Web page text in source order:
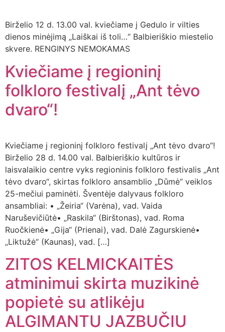
Birželio 12 d. 13.00 val. kviečiame į Gedulo ir vilties
dienos minėjimą „Laiškai iš toli…“ Balbieriškio miestelio
skvere. RENGINYS NEMOKAMAS
Kviečiame į regioninį
folkloro festivalį „Ant tėvo
dvaro“!
Kviečiame į regioninį folkloro festivalį „Ant tėvo dvaro“!
Birželio 28 d. 14.00 val. Balbieriškio kultūros ir
laisvalaikio centre vyks regioninis folkloro festivalis „Ant
tėvo dvaro“, skirtas folkloro ansamblio „Dūmė“ veiklos
25-mečiui paminėti. Šventėje dalyvaus folkloro
ansambliai: • „Žeiria“ (Varėna), vad. Vaida
Naruševičiūtė• „Raskila“ (Birštonas), vad. Roma
Ruočkienė• „Gija“ (Prienai), vad. Dalė Zagurskienė•
„Liktužė“ (Kaunas), vad. […]
ZITOS KELMICKAITĖS
atminimui skirta muzikinė
popietė su atlikėju
ALGIMANTU JAZBUČIU